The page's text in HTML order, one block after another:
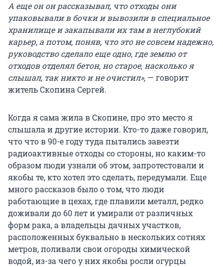
А еще он он рассказывал, что отходы они
упаковывали в бочки и вывозили в специальное
хранилище и закапывали их там в неглубокий
карьер, а потом, поняв, что это не совсем надежно,
руководство сделало еще одно, где землю от
отходов отделял бетон, но старое, насколько я
слышал, так никто и не очистил», — говорит
житель Скопина Сергей.
Когда я сама жила в Скопине, про это место я
слышала и другие истории. Кто-то даже говорил,
что что в 90-е году туда пытались завезти
радиоактивные отходы со стороны, но каким-то
образом люди узнали об этом, запротестовали и
якобы те, кто хотел это сделать, передумали. Еще
много рассказов было о том, что люди
работающие в цехах, где плавили металл, редко
доживали до 60 лет и умирали от различных
форм рака, а владельцы дачных участков,
расположенных буквально в нескольких сотнях
метров, поливали свои огороды химической
водой, из-за чего у них якобы росли огурцы